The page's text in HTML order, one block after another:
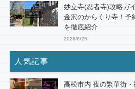
妙立寺(忍者寺)攻略ガ
金沢のからくり寺！予
を徹底紹介
2026/6/25
人気記事
高松市内 夜の繁華街